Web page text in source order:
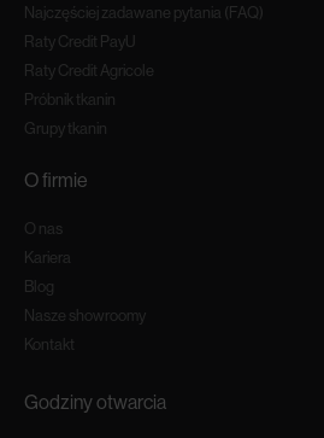
Najczęściej zadawane pytania (FAQ)
Raty Credit PayU
Raty Credit Agricole
Próbnik tkanin
Grupy tkanin
O firmie
O nas
Kariera
Blog
Nasze showroomy
Kontakt
Godziny otwarcia